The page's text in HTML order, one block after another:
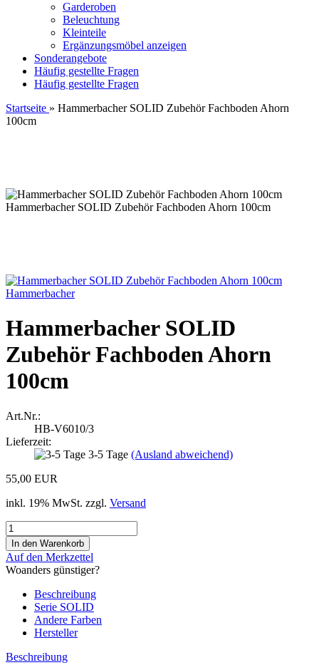
Garderoben
Beleuchtung
Kleinteile
Ergänzungsmöbel anzeigen
Sonderangebote
Häufig gestellte Fragen
Häufig gestellte Fragen
Startseite » Hammerbacher SOLID Zubehör Fachboden Ahorn
100cm
Hammerbacher SOLID Zubehör Fachboden Ahorn 100cm
Hammerbacher
Hammerbacher SOLID
Zubehör Fachboden Ahorn
100cm
Art.Nr.:
HB-V6010/3
Lieferzeit:
3-5 Tage (Ausland abweichend)
55,00 EUR
inkl. 19% MwSt. zzgl. Versand
Auf den Merkzettel
Woanders günstiger?
Beschreibung
Serie SOLID
Andere Farben
Hersteller
Beschreibung